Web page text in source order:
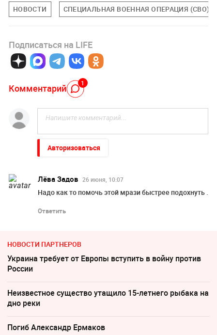
НОВОСТИ СПЕЦИАЛЬНАЯ ВОЕННАЯ ОПЕРАЦИЯ (СВО)
Подписаться на LIFE
Комментарий 1
Авторизоваться
Лёва Задов 26 июня, 10:07
Надо как то помочь этой мрази быстрее подохнуть .
Ответить
НОВОСТИ ПАРТНЕРОВ
Украина требует от Европы вступить в войну против
России
Неизвестное существо утащило 15-летнего рыбака на
дно реки
Погиб Александр Ермаков